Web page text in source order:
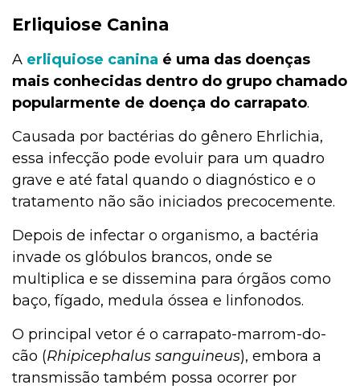
Erliquiose Canina
A erliquiose canina é uma das doenças
mais conhecidas dentro do grupo chamado
popularmente de doença do carrapato.
Causada por bactérias do gênero Ehrlichia,
essa infecção pode evoluir para um quadro
grave e até fatal quando o diagnóstico e o
tratamento não são iniciados precocemente.
Depois de infectar o organismo, a bactéria
invade os glóbulos brancos, onde se
multiplica e se dissemina para órgãos como
baço, fígado, medula óssea e linfonodos.
O principal vetor é o carrapato-marrom-do-
cão (Rhipicephalus sanguineus), embora a
transmissão também possa ocorrer por